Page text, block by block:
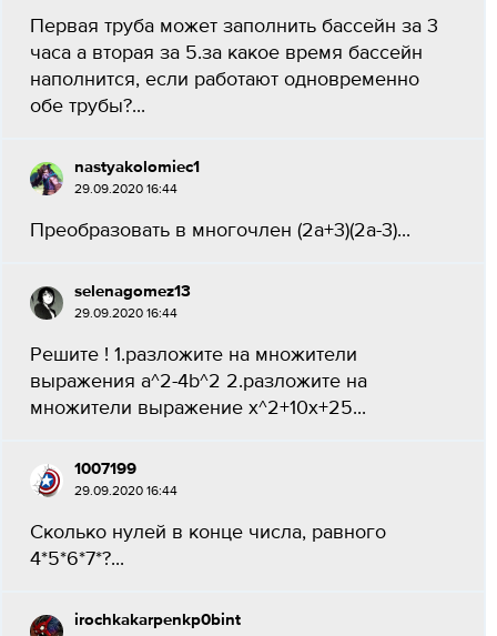
Первая труба может заполнить бассейн за 3
часа а вторая за 5.за какое время бассейн
наполнится, если работают одновременно
обе трубы?...
nastyakolomiec1
29.09.2020 16:44
Преобразовать в многочлен (2а+3)(2а-3)...
selenagomez13
29.09.2020 16:44
Решите ! 1.разложите на множители
выражения a^2-4b^2 2.разложите на
множители выражение x^2+10x+25...
1007199
29.09.2020 16:44
Сколько нулей в конце числа, равного
4*5*6*7*?...
irochkakarpenkp0bint